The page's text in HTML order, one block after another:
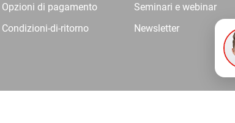
Opzioni di pagamento
Condizioni-di-ritorno
Seminari e webinar
Newsletter